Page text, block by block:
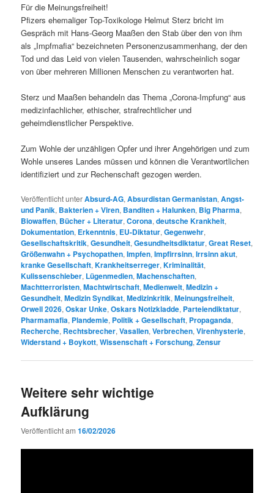
Für die Meinungsfreiheit!
Pfizers ehemaliger Top-Toxikologe Helmut Sterz bricht im
Gespräch mit Hans-Georg Maaßen den Stab über den von ihm
als „Impfmafia“ bezeichneten Personenzusammenhang, der den
Tod und das Leid von vielen Tausenden, wahrscheinlich sogar
von über mehreren Millionen Menschen zu verantworten hat.
Sterz und Maaßen behandeln das Thema „Corona-Impfung“ aus
medizinfachlicher, ethischer, strafrechtlicher und
geheimdienstlicher Perspektive.
Zum Wohle der unzähligen Opfer und ihrer Angehörigen und zum
Wohle unseres Landes müssen und können die Verantwortlichen
identifiziert und zur Rechenschaft gezogen werden.
Veröffentlicht unterAbsurd-AG,Absurdistan Germanistan,Angst-
und Panik, Bakterien + Viren, Banditen + Halunken, Big Pharma,
Biowaffen, Bücher + Literatur,Corona,deutsche Krankheit,
Dokumentation, Erkenntnis, EU-Diktatur,Gegenwehr,
Gesellschaftskritik,Gesundheit,Gesundheitsdiktatur,Great Reset,
Größenwahn + Psychopathen,Impfen,Impfirrsinn,Irrsinn akut,
kranke Gesellschaft,Krankheitserreger,Kriminalität,
Kulissenschieber, Lügenmedien,Machenschaften,
Machtterroristen,Machtwirtschaft,Medienwelt,Medizin +
Gesundheit,Medizin Syndikat,Medizinkritik,Meinungsfreiheit,
Orwell 2026,Oskar Unke,Oskars Notizkladde, Parteiendiktatur,
Pharmamafia, Plandemie, Politik + Gesellschaft, Propaganda,
Recherche, Rechtsbrecher,Vasallen,Verbrechen,Virenhysterie,
Widerstand + Boykott,Wissenschaft + Forschung,Zensur
Weitere sehr wichtige
Aufklärung
Veröffentlicht am16/02/2026